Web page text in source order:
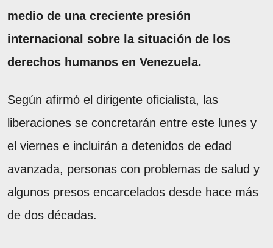
medio de una creciente presión
internacional sobre la situación de los
derechos humanos en Venezuela.
Según afirmó el dirigente oficialista, las
liberaciones se concretarán entre este lunes y
el viernes e incluirán a detenidos de edad
avanzada, personas con problemas de salud y
algunos presos encarcelados desde hace más
de dos décadas.